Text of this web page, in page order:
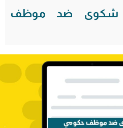
شكوى ضد موظف